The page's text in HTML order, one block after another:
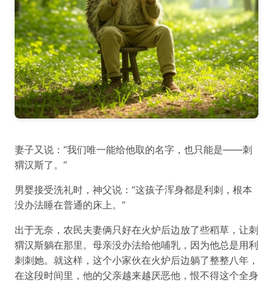
妻子又说：“我们唯一能给他取的名字，也只能是——刺
猬汉斯了。”
男婴接受洗礼时，神父说：“这孩子浑身都是利刺，根本
没办法睡在普通的床上。”
出于无奈，农民夫妻俩只好在火炉后边放了些稻草，让刺
猬汉斯躺在那里。母亲没办法给他哺乳，因为他总是用利
刺刺她。就这样，这个小家伙在火炉后边躺了整整八年，
在这段时间里，他的父亲越来越厌恶他，恨不得这个全身